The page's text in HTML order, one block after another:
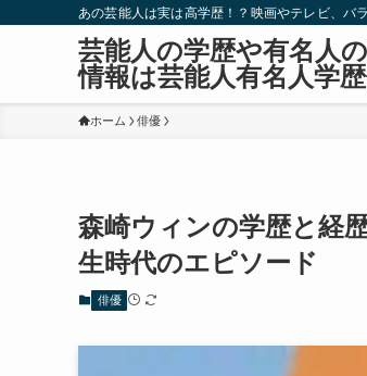
あの芸能人は実は高学歴！？映画やテレビ、バ
芸能人の学歴や有名人
情報は芸能人有名人学
ホーム 俳優
森崎ウィンの学歴と経
生時代のエピソード
俳優